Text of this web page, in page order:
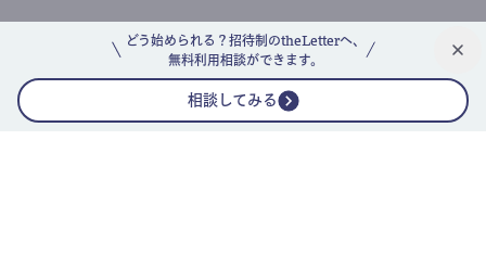
どう始められる？招待制のtheLetterへ、
無料利用相談ができます。
相談してみる